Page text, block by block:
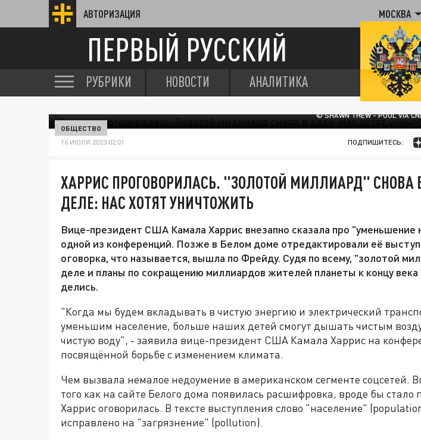
АВТОРИЗАЦИЯ МОСКВА
ПЕРВЫЙ РУССКИЙ
РУБРИКИ НОВОСТИ АНАЛИТИКА
© SHAWN THEW - POOL VIA
ОБЩЕСТВО
16 ИЮЛЯ 2023 02:01 ПОДПИШИТЕСЬ:
ХАРРИС ПРОГОВОРИЛАСЬ. "ЗОЛОТОЙ МИЛЛИАРД" СНОВА
ДЕЛЕ: НАС ХОТЯТ УНИЧТОЖИТЬ
Вице-президент США Камала Харрис внезапно сказала про "уменьшение
одной из конференций. Позже в Белом доме отредактировали её
оговорка, что называется, вышла по Фрейду. Судя по всему, "золотой
деле и планы по сокращению миллиардов жителей планеты к концу века
делись.
"Когда мы будем вкладывать в чистую энергию и электрический
уменьшим население, больше наших детей смогут дышать чистым
чистую воду", - заявила вице-президент США Камала Харрис на
посвящённой борьбе с изменением климата.
Чем вызвала немалое недоумение в американском сегменте соцсетей.
того как на сайте Белого дома появилась расшифровка, вроде бы стало
Харрис оговорилась. В тексте выступления слово "население"
исправлено на "загрязнение" (pollution).